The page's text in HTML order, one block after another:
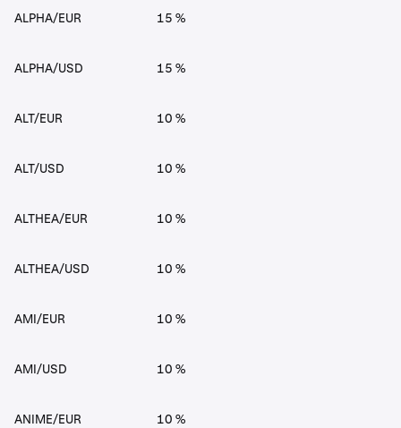
ALPHA/EUR 15 %
ALPHA/USD 15 %
ALT/EUR 10 %
ALT/USD 10 %
ALTHEA/EUR 10 %
ALTHEA/USD 10 %
AMI/EUR 10 %
AMI/USD 10 %
ANIME/EUR 10 %